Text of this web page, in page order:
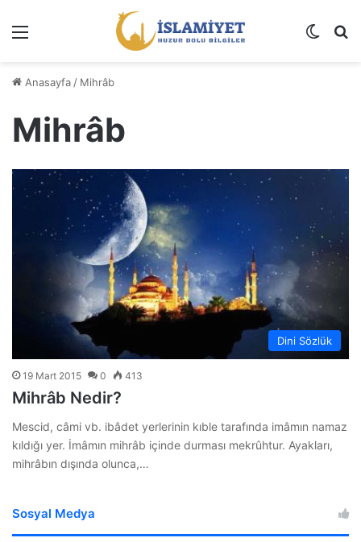
Dış
Anasayfa / Mihrâb
Mihrâb
Dini Sözlük
19 Mart 2015 0 413
Mihrâb Nedir?
Mescid, câmi vb. ibâdet yerlerinin kıble tarafında imâmın namaz
kıldığı yer. İmâmın mihrâb içinde durması mekrûhtur. Ayakları,
mihrâbın dışında olunca,…
Sosyal Medya